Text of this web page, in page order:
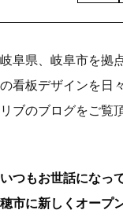
岐阜県、岐阜市を拠
の看板デザインを日
リブのブログをご覧
いつもお世話になっ
穂市に新しくオープ